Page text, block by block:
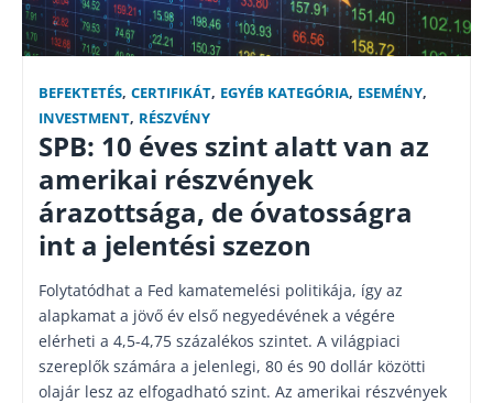
BEFEKTETÉS, CERTIFIKÁT, EGYÉB KATEGÓRIA, ESEMÉNY,
INVESTMENT, RÉSZVÉNY
SPB: 10 éves szint alatt van az
amerikai részvények
árazottsága, de óvatosságra
int a jelentési szezon
Folytatódhat a Fed kamatemelési politikája, így az
alapkamat a jövő év első negyedévének a végére
elérheti a 4,5-4,75 százalékos szintet. A világpiaci
szereplők számára a jelenlegi, 80 és 90 dollár közötti
olajár lesz az elfogadható szint. Az amerikai részvények